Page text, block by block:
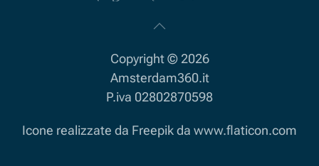
Copyright © 2026
Amsterdam360.it
P.iva 02802870598
Icone realizzate da Freepik da www.flaticon.com